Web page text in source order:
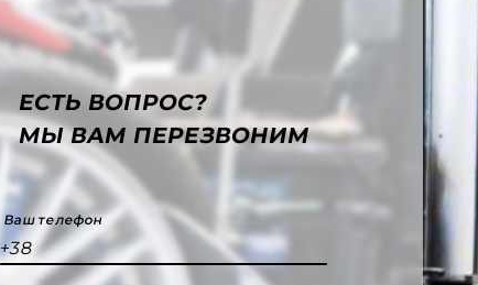
ЕСТЬ ВОПРОС?
МЫ ВАМ ПЕРЕЗВОНИМ
Ваш телефон
+38